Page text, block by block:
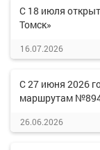
С 18 июля
Томск»
16.07.2026
С 27 июня 2026
маршрутам
26.06.2026